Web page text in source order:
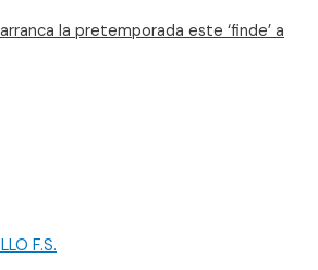
la pretemporada este ‘finde’ a
F.S.